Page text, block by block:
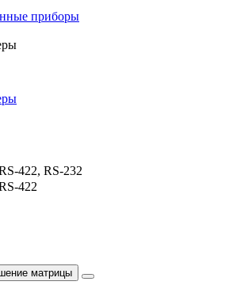
приборы
422, RS-232
422
матрицы